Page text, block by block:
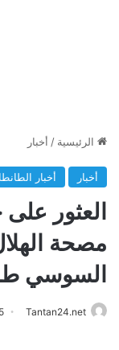
الرئيسية / أخبار
أخبار أخبار
العثور
مصحة
السوسي
Tantan24.net